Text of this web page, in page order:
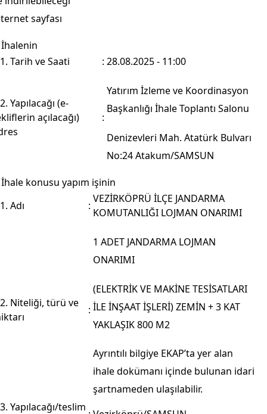
sayfası
Tarih ve Saati
: 28.08.2025 - 11:00
Yapılacağı (e-
açılacağı)
:
Yatırım İzleme ve Koordinasyon
Başkanlığı İhale Toplantı Salonu
Denizevleri Mah. Atatürk Bulvarı
No:24 Atakum/SAMSUN
konusu yapım işinin
Adı
:
VEZİRKÖPRÜ İLÇE JANDARMA
KOMUTANLIĞI LOJMAN ONARIMI
Niteliği, türü ve
:
1 ADET JANDARMA LOJMAN
ONARIMI
(ELEKTRİK VE MAKİNE TESİSATLARI
İLE İNŞAAT İŞLERİ) ZEMİN + 3 KAT
YAKLAŞIK 800 M2
Ayrıntılı bilgiye EKAP’ta yer alan
ihale dokümanı içinde bulunan idari
şartnameden ulaşılabilir.
Yapılacağı/teslim